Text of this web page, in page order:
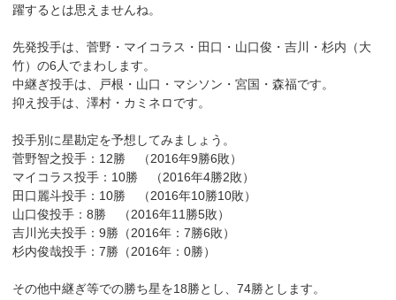
躍するとは思えませんね。
先発投手は、菅野・マイコラス・田口・山口俊・吉川・杉内（大
竹）の6人でまわします。
中継ぎ投手は、戸根・山口・マシソン・宮国・森福です。
抑え投手は、澤村・カミネロです。
投手別に星勘定を予想してみましょう。
菅野智之投手：12勝 （2016年9勝6敗）
マイコラス投手：10勝 （2016年4勝2敗）
田口麗斗投手：10勝 （2016年10勝10敗）
山口俊投手：8勝 （2016年11勝5敗）
吉川光夫投手：9勝（2016年：7勝6敗）
杉内俊哉投手：7勝（2016年：0勝）
その他中継ぎ等での勝ち星を18勝とし、74勝とします。